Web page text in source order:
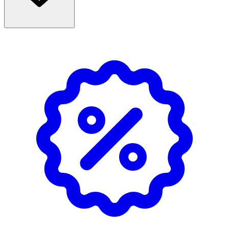
förstärka den definierande effekten.
Förvaras i rumstemperatur, undvik direkt solljus.
Aqua (Water), Glycerin, Cetearyl Alcohol, Betula Alba
(Birch) Juice, Amodimethicone, Isopropyl Myristate,
Behentrimonium Chloride, Behenamidopropyl
Dimethylamine, Creatine, Simmondsia Chinensis (Jojoba)
Seed Oil, Bis-Diglyceryl Polyacyladipate-2, Panthenol,
Paraffinum Liquidum (Mineral Oil), Trideceth-10,
Polyquaternium-37, Isopropyl Alcohol, Pentaerythrityl
Tetra-Di-T-Butyl Hydroxyhydrocinnamate, Dilauryl
Thiodipropionate, Tetrasodium Iminodisuccinate,
Tetrasodium EDTA, Citric Acid, Lactic Acid, Potassium
Sorbate, Sodium Benzoate, Phenoxyethanol, Tetramethyl
Acetyloctahydronaphthalenes, Limonene, Linalyl Acetate,